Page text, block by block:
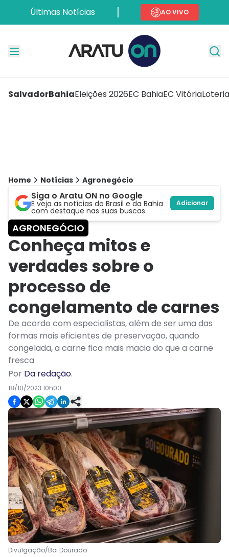
Últimas Notícias AO VIVO
SalvadorBahiaEleições 2026EC BahiaEC Vitória
Home Notícias Agronegócio
Siga o Aratu ON no Google
E veja as notícias do Brasil e da Bahia
com destaque nas suas buscas.
Adicionar
AGRONEGÓCIO
Conheça mitos e
verdades sobre o
processo de
congelamento de carnes
De acordo com especialistas, além de ser uma das
formas mais eficientes de preservação, quando
congelada, a carne fica mais macia do que a carne
fresca
Por Da redação.
18/10/2023 10h00
Divulgação/Boi Dourado